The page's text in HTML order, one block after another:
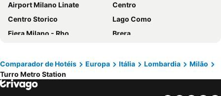
Hotel Raffaello
43 Station Hotel
iH Hotels Milano ApartHotel Argonne Park
Hotel Mayorca
Doria Grand Hotel
Albergo Corvetto Corso Lodi
NH Linate
IH Hotels Milano Centrale
Brunelleschi Hotel
Acca Palace
Airport Milano Linate
Centro
Centro Storico
Lago Como
Fiera Milano - Rho
Brera
Navigli
Verona Porta Nuova
Cidade Alta de Bérgamo
Bernina Express
Comparador de Hotéis Europa Itália Lombardia
Milão
Turro Metro Station